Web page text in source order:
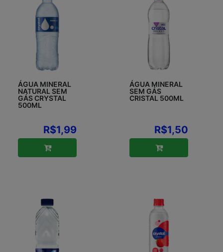
ÁGUA MINERAL
NATURAL SEM
GÁS CRYSTAL
500ML
R$1,99
ÁGUA MINERAL
SEM GÁS
CRISTAL 500ML
R$1,50